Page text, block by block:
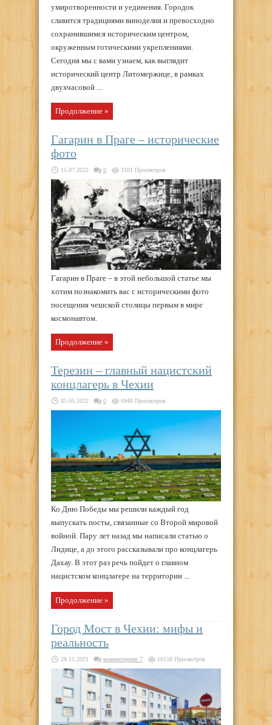
умиротворенности и уединения. Городок
славится традициями виноделия и превосходно
сохранившимся историческим центром,
окруженным готическими укреплениями.
Сегодня мы с вами узнаем, как выглядит
исторический центр Литомержице, в рамках
двухчасовой ...
Продолжение »
Гагарин в Праге – исторические
фото
15.07.2022 0 3101 Просмотров
Гагарин в Праге – в этой небольшой статье мы
хотим познакомить вас с историческими фото
посещения чешской столицы первым в мире
космонавтом.
Продолжение »
Терезин – главный нацистский
концлагерь в Чехии
05.05.2022 0 6948 Просмотров
Ко Дню Победы мы решили каждый год
выпускать посты, связанные со Второй мировой
войной. Пару лет назад мы написали статью о
Лидице, а до этого рассказывали про концлагерь
Дахау. В этот раз речь пойдет о главном
нацистском концлагере на территории ...
Продолжение »
Город Мост в Чехии: мифы и
реальность
28.11.2021 комментариев 7 16158 Просмотров